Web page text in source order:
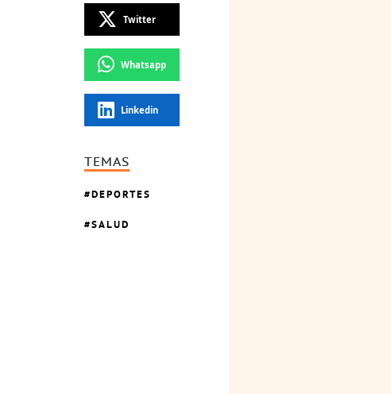
Twitter
Whatsapp
Linkedin
TEMAS
DEPORTES
SALUD